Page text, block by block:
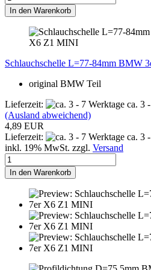
In den Warenkorb
Schlauchschelle L=77-84mm BMW
original BMW Teil
Lieferzeit:
ca. 3
(Ausland abweichend)
4,89 EUR
Lieferzeit:
ca. 3
inkl. 19% MwSt. zzgl. Versand
In den Warenkorb